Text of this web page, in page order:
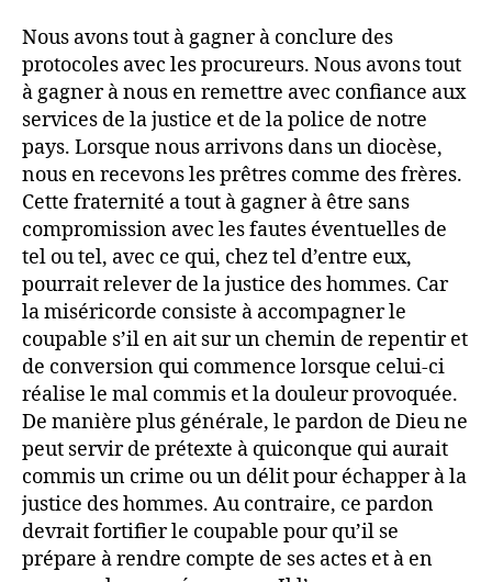
Nous avons tout à gagner à conclure des
protocoles avec les procureurs. Nous avons tout
à gagner à nous en remettre avec confiance aux
services de la justice et de la police de notre
pays. Lorsque nous arrivons dans un diocèse,
nous en recevons les prêtres comme des frères.
Cette fraternité a tout à gagner à être sans
compromission avec les fautes éventuelles de
tel ou tel, avec ce qui, chez tel d’entre eux,
pourrait relever de la justice des hommes. Car
la miséricorde consiste à accompagner le
coupable s’il en ait sur un chemin de repentir et
de conversion qui commence lorsque celui-ci
réalise le mal commis et la douleur provoquée.
De manière plus générale, le pardon de Dieu ne
peut servir de prétexte à quiconque qui aurait
commis un crime ou un délit pour échapper à la
justice des hommes. Au contraire, ce pardon
devrait fortifier le coupable pour qu’il se
prépare à rendre compte de ses actes et à en